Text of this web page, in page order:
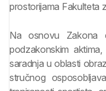
prostorijama Fakulteta
Na osnovu
podzakonskim
saradnja u oblasti
stručnog